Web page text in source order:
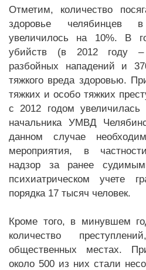
Отметим, количество
здоровье челябинцев
увеличилось на 10%. В
убийств (в 2012 году
разбойных нападений и
тяжкого вреда здоровью.
тяжких и особо тяжких
с 2012 годом
начальника УМВД
данном случае
мероприятия, в
надзор за ранее
психиатрическом учете
порядка 17 тысяч человек.
Кроме того, в минувшем
количество
общественных местах.
около 500 из них стали